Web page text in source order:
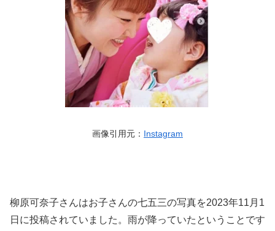
画像引用元： Instagram
柳原可奈子さんはお子さんの七五三の写真を2023年11月1
日に投稿されていました。雨が降っていたということです